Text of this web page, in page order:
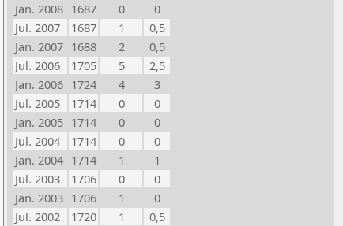
Jan. 2008 1687 0
0
Jul. 2007
1687 1
0,5
Jan. 2007 1688 2
0,5
Jul. 2006
1705 5
2,5
Jan. 2006 1724 4
3
Jul. 2005
1714 0
0
Jan. 2005 1714 0
0
Jul. 2004
1714 0
0
Jan. 2004 1714 1
1
Jul. 2003
1706 0
0
Jan. 2003 1706 1
0
Jul. 2002
1720 1
0,5